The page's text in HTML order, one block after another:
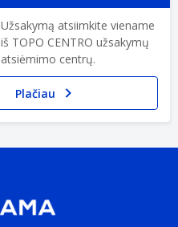
Užsakymą atsiimkite viename
iš TOPO CENTRO užsakymų
atsiėmimo centrų.
Plačiau